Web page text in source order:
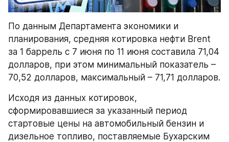
По данным Департамента экономики и
планирования, средняя котировка нефти Brent
за 1 баррель с 7 июня по 11 июня составила 71,04
долларов, при этом минимальный показатель –
70,52 долларов, максимальный – 71,71 долларов.
Исходя из данных котировок,
сформировавшиеся за указанный период
стартовые цены на автомобильный бензин и
дизельное топливо, поставляемые Бухарским